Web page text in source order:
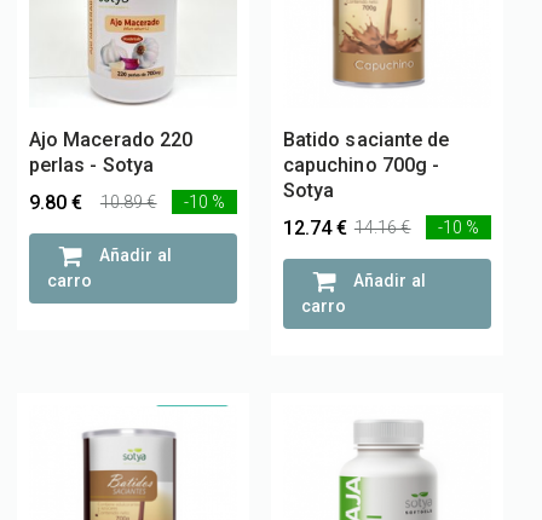
Ajo Macerado 220
perlas - Sotya
9.80 €
10.89 € -10 %
Añadir al
carro
Batido saciante de
capuchino 700g -
Sotya
12.74 € 14.16 € -10 %
Añadir al
carro